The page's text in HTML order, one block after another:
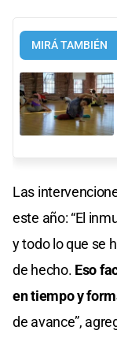
MIRÁ TAMBIÉN
Las
este año: “El
y todo lo que se
de hecho. Eso
en tiempo y
de avance”,